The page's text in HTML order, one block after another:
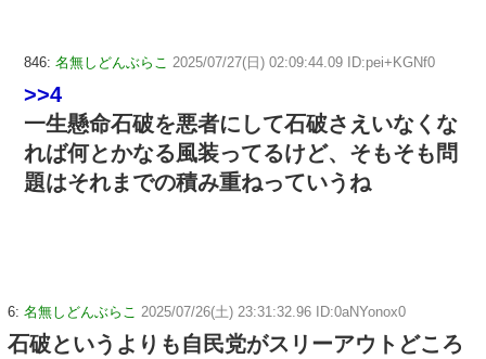
846: 名無しどんぶらこ 2025/07/27(日) 02:09:44.09 ID:pei+KGNf0
>>4
一生懸命石破を悪者にして石破さえいなくな
れば何とかなる風装ってるけど、そもそも問
題はそれまでの積み重ねっていうね
6: 名無しどんぶらこ 2025/07/26(土) 23:31:32.96 ID:0aNYonox0
石破というよりも自民党がスリーアウトどころ